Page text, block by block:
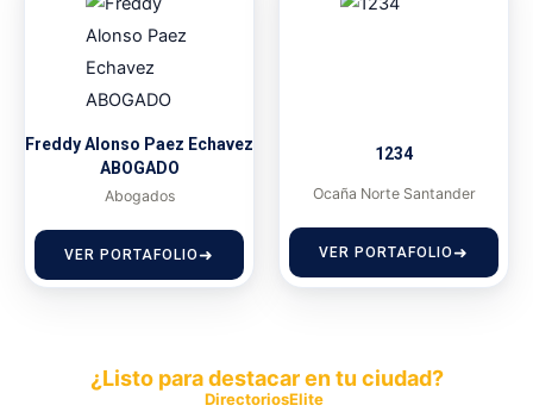
Freddy Alonso Paez Echavez
ABOGADO
Abogados
VER PORTAFOLIO
1234
Ocaña Norte Santander
VER PORTAFOLIO
¿Listo para destacar en tu ciudad?
DirectoriosElite